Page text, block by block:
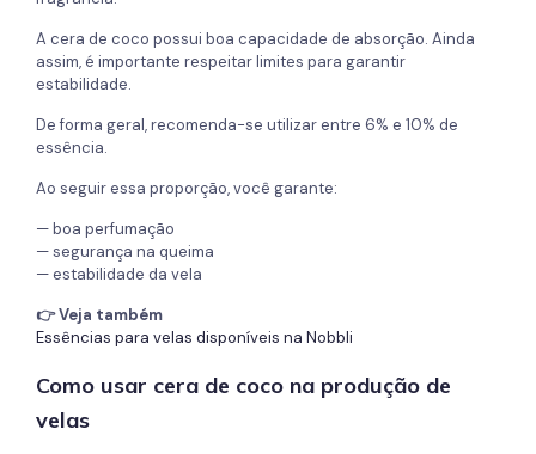
A cera de coco possui boa capacidade de absorção. Ainda
assim, é importante respeitar limites para garantir
estabilidade.
De forma geral, recomenda-se utilizar entre 6% e 10% de
essência.
Ao seguir essa proporção, você garante:
— boa perfumação
— segurança na queima
— estabilidade da vela
👉 Veja também
Essências para velas disponíveis na Nobbli
Como usar cera de coco na produção de
velas